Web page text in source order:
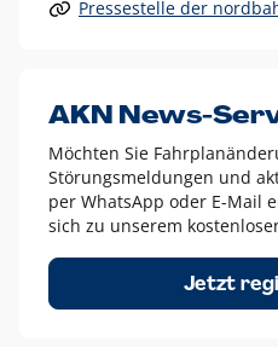
Alle anderen Logo-Varianten
Diese Ausnahmen sind zum
dem AKN Blau,
weißes Logo auf
schwarzes Logo für
Um das Logo herum muss ein
Höhe bzw. Breite des N aus
Pressestelle der
AKN News-
Möchten Sie
Störungsmeldungen und
per WhatsApp oder E-Mail
sich zu unserem
Jetzt